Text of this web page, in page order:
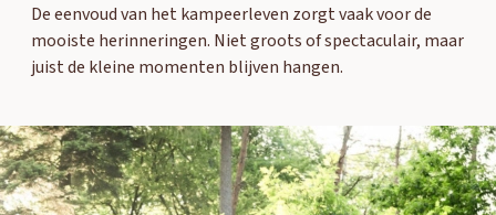
De eenvoud van het kampeerleven zorgt vaak voor de
mooiste herinneringen. Niet groots of spectaculair, maar
juist de kleine momenten blijven hangen.